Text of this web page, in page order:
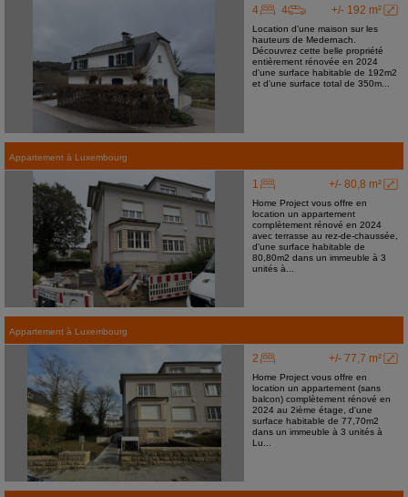
+/- 192 m²
4 4
Location d'une maison sur les
hauteurs de Medernach.
Découvrez cette belle propriété
entièrement rénovée en 2024
d'une surface habitable de 192m2
et d'une surface total de 350m...
Appartement à Luxembourg
+/- 80,8 m²
1
Home Project vous offre en
location un appartement
complètement rénové en 2024
avec terrasse au rez-de-chaussée,
d'une surface habitable de
80,80m2 dans un immeuble à 3
unités à...
Appartement à Luxembourg
+/- 77,7 m²
2
Home Project vous offre en
location un appartement (sans
balcon) complètement rénové en
2024 au 2ième étage, d'une
surface habitable de 77,70m2
dans un immeuble à 3 unités à
Lu...